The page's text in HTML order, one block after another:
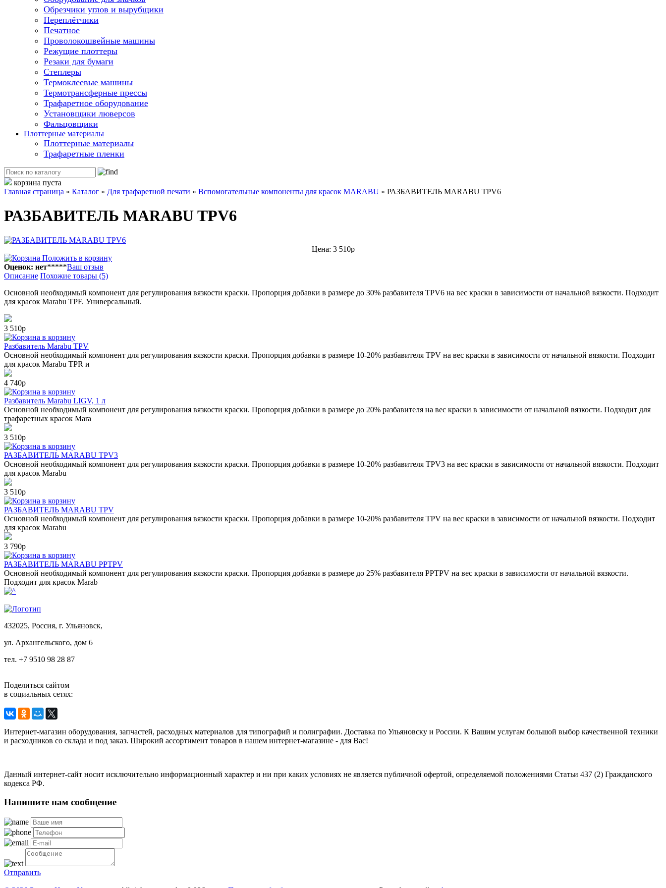
Обрезчики углов и вырубщики
Переплётчики
Печатное
Проволокошвейные машины
Режущие плоттеры
Резаки для бумаги
Степлеры
Термоклеевые машины
Термотрансферные прессы
Трафаретное оборудование
Установщики люверсов
Фальцовщики
Плоттерные материалы
Плоттерные материалы
Трафаретные пленки
корзина пуста
Главная страница » Каталог » Для трафаретной печати » Вспомогательные компоненты для красок MARABU » РАЗБАВИТЕЛЬ MARABU TPV6
РАЗБАВИТЕЛЬ MARABU TPV6
Цена: 3 510р
Положить в корзину
Оценок: нет*****Ваш отзыв
Описание Похожие товары (5)
Основной необходимый компонент для регулирования вязкости краски. Пропорция добавки в размере до 30% разбавителя TPV6 на вес краски в зависимости от начальной вязкости. Подходит
для красок Marabu TPF. Универсальный.
3 510р
в корзину
Разбавитель Marabu TPV
Основной необходимый компонент для регулирования вязкости краски. Пропорция добавки в размере 10-20% разбавителя TPV на вес краски в зависимости от начальной вязкости. Подходит
для красок Marabu TPR и
4 740р
в корзину
Разбавитель Marabu LIGV, 1 л
Основной необходимый компонент для регулирования вязкости краски. Пропорция добавки в размере до 20% разбавителя на вес краски в зависимости от начальной вязкости. Подходит для
трафаретных красок Mara
3 510р
в корзину
РАЗБАВИТЕЛЬ MARABU TPV3
Основной необходимый компонент для регулирования вязкости краски. Пропорция добавки в размере 10-20% разбавителя TPV3 на вес краски в зависимости от начальной вязкости. Подходит
для красок Marabu
3 510р
в корзину
РАЗБАВИТЕЛЬ MARABU TPV
Основной необходимый компонент для регулирования вязкости краски. Пропорция добавки в размере 10-20% разбавителя TPV на вес краски в зависимости от начальной вязкости. Подходит
для красок Marabu
3 790р
в корзину
РАЗБАВИТЕЛЬ MARABU PPTPV
Основной необходимый компонент для регулирования вязкости краски. Пропорция добавки в размере до 25% разбавителя PPTPV на вес краски в зависимости от начальной вязкости.
Подходит для красок Marab
432025, Россия, г. Ульяновск,
ул. Архангельского, дом 6
тел. +7 9510 98 28 87
Поделиться сайтом
в социальных сетях:
Интернет-магазин оборудования, запчастей, расходных материалов для типографий и полиграфии. Доставка по Ульяновску и России. К Вашим услугам большой выбор качественной техники
и расходников со склада и под заказ. Широкий ассортимент товаров в нашем интернет-магазине - для Вас!
Данный интернет-сайт носит исключительно информационный характер и ни при каких условиях не является публичной офертой, определяемой положениями Статьи 437 (2) Гражданского
кодекса РФ.
Напишите нам сообщение
Отправить